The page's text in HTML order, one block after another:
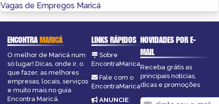
Vagas de Empregos Maricá
ENCONTRAMARICÁ
O melhor de Maricá num
só lugar! Dicas, onde ir, o
que fazer, as melhores
empresas, locais, serviços
e muito mais no guia
Encontra Maricá.
LINKS RÁPIDOS
Sobre
EncontraMarica
Fale com o
EncontraMarica
ANUNCIE:
NOVIDADES POR E-
MAIL
Receba grátis as
principais notícias,
dicas e promoções